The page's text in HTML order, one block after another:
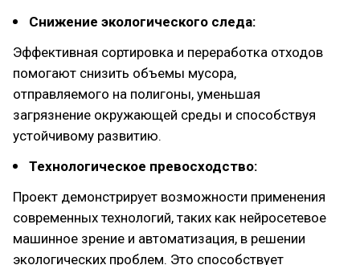
Снижение экологического следа:
Эффективная сортировка и переработка отходов
помогают снизить объемы мусора,
отправляемого на полигоны, уменьшая
загрязнение окружающей среды и способствуя
устойчивому развитию.
Технологическое превосходство:
Проект демонстрирует возможности применения
современных технологий, таких как нейросетевое
машинное зрение и автоматизация, в решении
экологических проблем. Это способствует